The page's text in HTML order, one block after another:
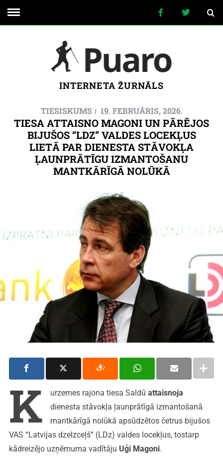
INTERNETA ŽURNĀLS
TIESISKUMS 19. FEBRUĀRIS, 2026.
TIESA ATTAISNO MAGONI UN PĀRĒJOS
BIJUŠOS “LDZ” VALDES LOCEKĻUS
LIETĀ PAR DIENESTA STĀVOKĻA
ĻAUNPRĀTĪGU IZMANTOŠANU
MANTKĀRĪGĀ NOLŪKĀ
K urzemes rajona tiesa Saldū attaisnoja
dienesta stāvokļa ļaunprātīgā izmantošanā
mantkārīgā nolūkā apsūdzētos četrus bijušos
VAS “Latvijas dzelzceļš” (LDz) valdes locekļus, tostarp
kādreizējo uzņēmuma vadītāju Uģi Magoni.